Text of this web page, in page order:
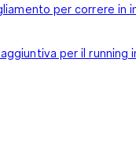
per correre in
per il running